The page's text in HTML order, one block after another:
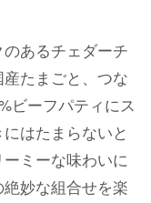
あるチェダーチ
たまごと、つな
ビーフパティにス
はたまらないと
ミーな味わいに
妙な組合せを楽